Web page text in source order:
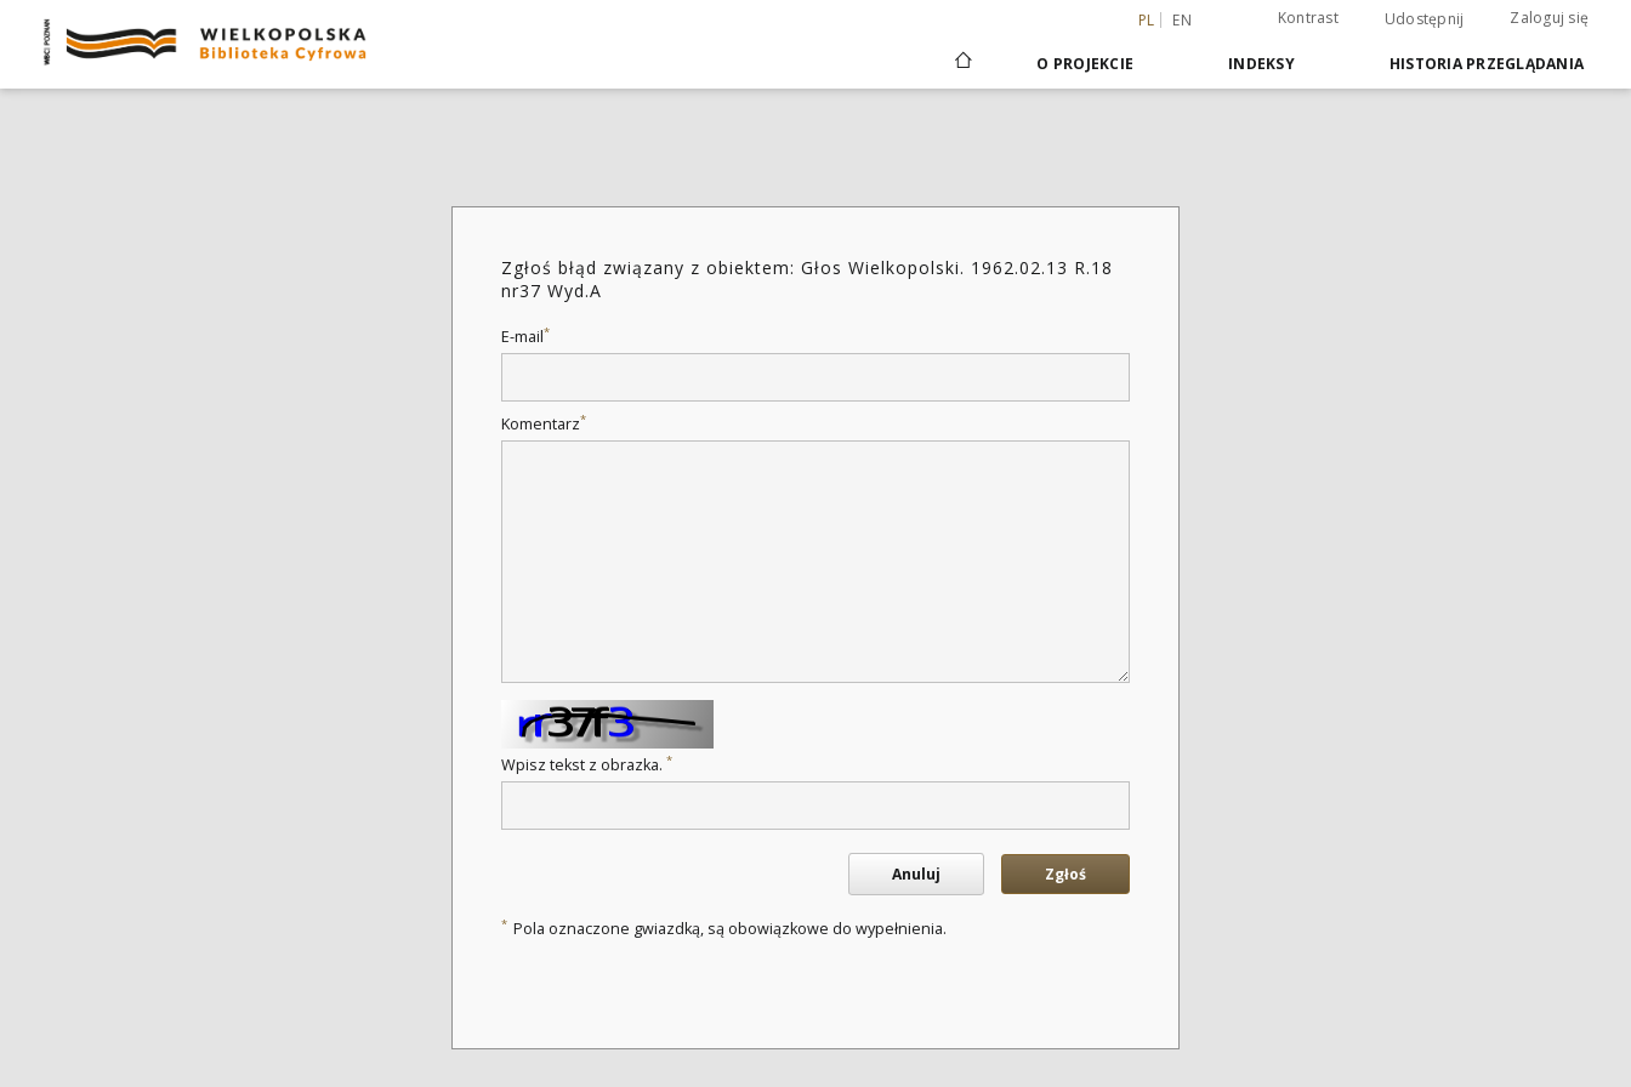
PL EN Kontrast Udostępnij Zaloguj się
O PROJEKCIE INDEKSY HISTORIA PRZEGLĄDANIA
Zgłoś błąd związany z obiektem: Głos Wielkopolski. 1962.02.13 R.18
nr37 Wyd.A
E-mail*
Komentarz*
Wpisz tekst z obrazka. *
Anuluj Zgłoś
* Pola oznaczone gwiazdką, są obowiązkowe do wypełnienia.